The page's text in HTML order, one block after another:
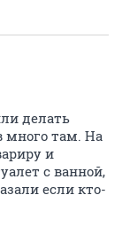
делать
много там. На
и
с ванной,
если кто-